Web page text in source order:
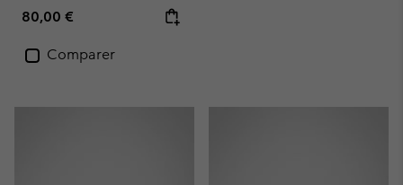
Regular price:
80,00 €
Comparer